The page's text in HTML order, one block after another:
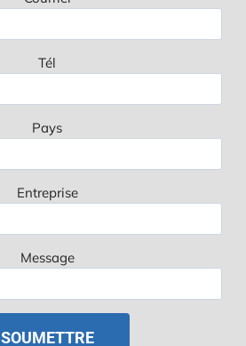
Tél
Pays
Entreprise
Message
Spanish